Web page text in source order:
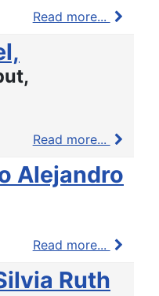
Read more...
Read more...
Alejandro
Read more...
Ruth